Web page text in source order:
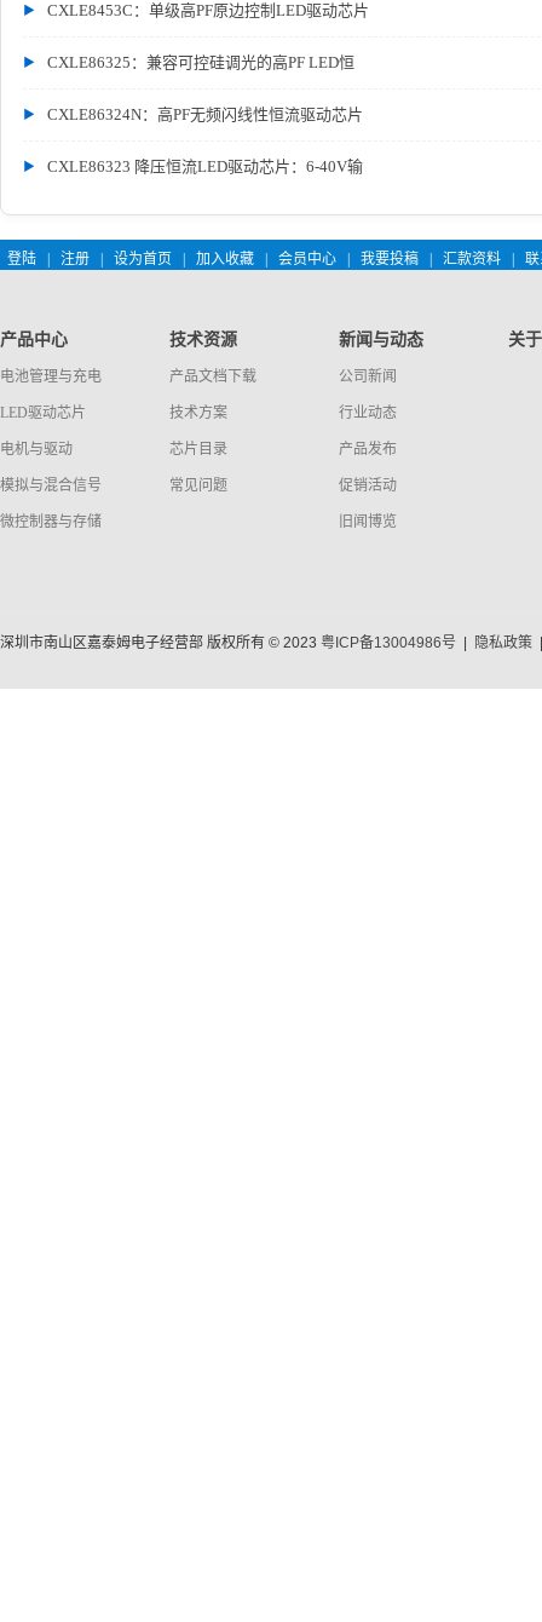
CXLE8453C：单级高PF原边控制LED驱动芯片
CXLE86325：兼容可控硅调光的高PF LED恒
CXLE86324N：高PF无频闪线性恒流驱动芯片
CXLE86323 降压恒流LED驱动芯片：6-40V输
登陆 注册 设为首页 加入收藏 会员中心 我要投稿 汇款资料
产品中心
电池管理与充电
LED驱动芯片
电机与驱动
模拟与混合信号
微控制器与存储
技术资源
产品文档下载
技术方案
芯片目录
常见问题
新闻与动态
公司新闻
行业动态
产品发布
促销活动
旧闻博览
关
深圳市南山区嘉泰姆电子经营部 版权所有 © 2023 粤ICP备13004986号 隐私政策